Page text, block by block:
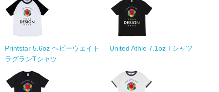
Printstar 5.6oz ヘビーウェイト
ラグランTシャツ
United Athle 7.1oz Tシャツ